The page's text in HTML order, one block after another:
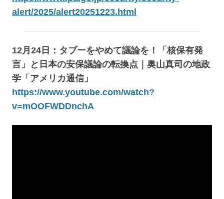
alert/2025/alert20251223.html
12月24日：タブーをやめて議論を！「核保有発
言」と日本の安保議論の転換点｜奥山真司の地政
学「アメリカ通信」
https://www.youtube.com/watch?
v=mOOFWDDnchA